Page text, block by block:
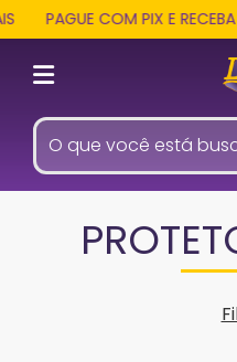
PAGUE COM PIX E